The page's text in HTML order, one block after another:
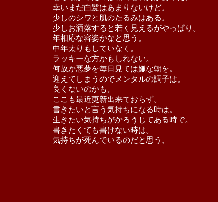
幸いまだ白髪はあまりないけど。
少しのシワと肌のたるみはある。
少しお洒落すると若く見えるがやっぱり。
年相応な容姿かなと思う。
中年太りもしていなく。
ラッキーな方かもしれない。
何故か悪夢を毎日見ては嫌な朝を。
迎えてしまうのでメンタルの調子は。
良くないのかも。
ここも最近更新出来ておらず。
書きたいと言う気持ちになる時は。
生きたい気持ちがかろうじてある時で。
書きたくても書けない時は。
気持ちが死んでいるのだと思う。